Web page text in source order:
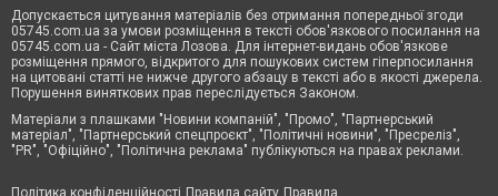
Допускається цитування матеріалів без отримання попередньої згоди
05745.com.ua за умови розміщення в тексті обов'язкового посилання на
05745.com.ua - Сайт міста Лозова. Для інтернет-видань обов'язкове
розміщення прямого, відкритого для пошукових систем гіперпосилання
на цитовані статті не нижче другого абзацу в тексті або в якості джерела.
Порушення виняткових прав переслідується Законом.
Матеріали з плашками "Новини компаній", "Промо", "Партнерський
матеріал", "Партнерський спецпроєкт", "Політичні новини", "Пресреліз",
"PR", "Офіційно", "Політична реклама" публікуються на правах реклами.
Політика конфіденційності Правила сайту Правила